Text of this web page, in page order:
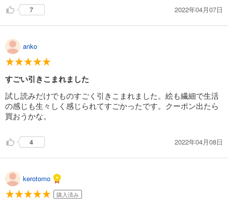
7 2022年04月07日
anko
すごい引きこまれました
試し読みだけでものすごく引きこまれました。絵も繊細で生活
の感じも生々しく感じられてすごかったです。クーポン出たら
買おうかな。
4 2022年04月08日
kerotomo
購入済み